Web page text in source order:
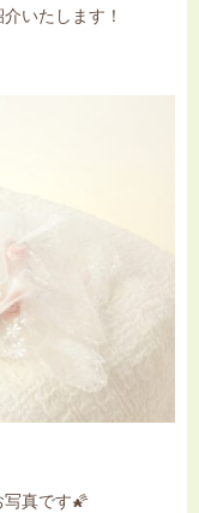
いたします！
真です🌠